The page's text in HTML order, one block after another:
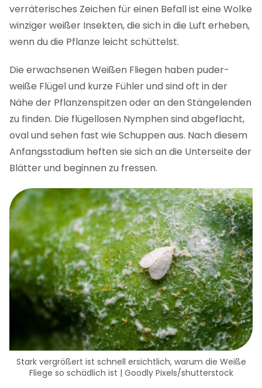
verräterisches Zeichen für einen Befall ist eine Wolke
winziger weißer Insekten, die sich in die Luft erheben,
wenn du die Pflanze leicht schüttelst.
Die erwachsenen Weißen Fliegen haben puder-
weiße Flügel und kurze Fühler und sind oft in der
Nähe der Pflanzenspitzen oder an den Stängelenden
zu finden. Die flügellosen Nymphen sind abgeflacht,
oval und sehen fast wie Schuppen aus. Nach diesem
Anfangsstadium heften sie sich an die Unterseite der
Blätter und beginnen zu fressen.
Stark vergrößert ist schnell ersichtlich, warum die Weiße
Fliege so schädlich ist | Goodly Pixels/shutterstock